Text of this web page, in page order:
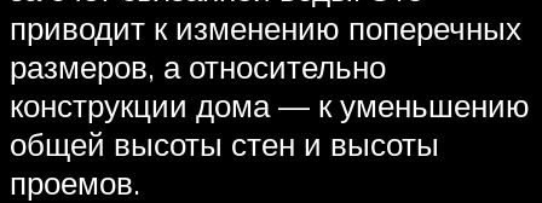
приводит к изменению поперечных
размеров, а относительно
конструкции дома — к уменьшению
общей высоты стен и высоты
проемов.